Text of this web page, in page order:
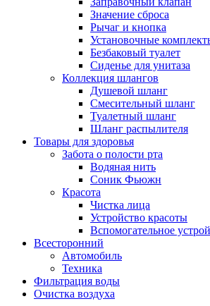
Значение сброса
Рычаг и кнопка
Установочные
Безбаковый туалет
Сиденье для унитаза
Коллекция шлангов
Душевой шланг
Смесительный шланг
Туалетный шланг
Шланг распылителя
Товары для здоровья
Забота о полости рта
Водяная нить
Соник Фьюжн
Красота
Чистка лица
Устройство красоты
Вспомогательное
Всесторонний
Автомобиль
Техника
Фильтрация воды
Очистка воздуха